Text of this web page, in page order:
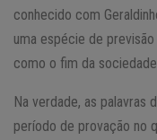
conhecido com
uma espécie de
como o fim da
Na verdade, as palavras
período de provação no